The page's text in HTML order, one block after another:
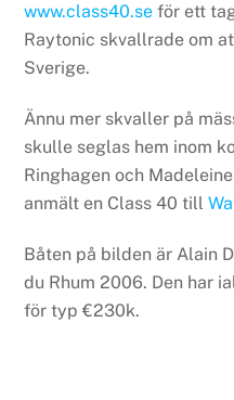
www.class40.se för ett
Raytonic skvallrade om
Sverige.
Ännu mer skvaller på
skulle seglas hem inom
Ringhagen och
anmält en Class 40 till
Båten på bilden är Alain
du Rhum 2006. Den har
för typ €230k.